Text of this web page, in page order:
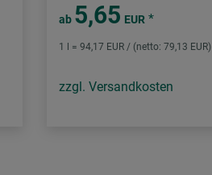
ab 5,65 EUR *
1 l = 94,17 EUR / (netto: 79,13 EUR)
zzgl. Versandkosten